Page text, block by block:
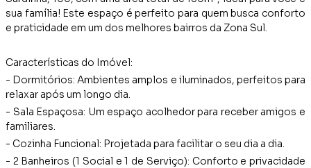
sua família! Este espaço é perfeito para quem busca conforto
e praticidade em um dos melhores bairros da Zona Sul.
Características do Imóvel:
- Dormitórios: Ambientes amplos e iluminados, perfeitos para
relaxar após um longo dia.
- Sala Espaçosa: Um espaço acolhedor para receber amigos e
familiares.
- Cozinha Funcional: Projetada para facilitar o seu dia a dia.
- 2 Banheiros (1 Social e 1 de Serviço): Conforto e privacidade